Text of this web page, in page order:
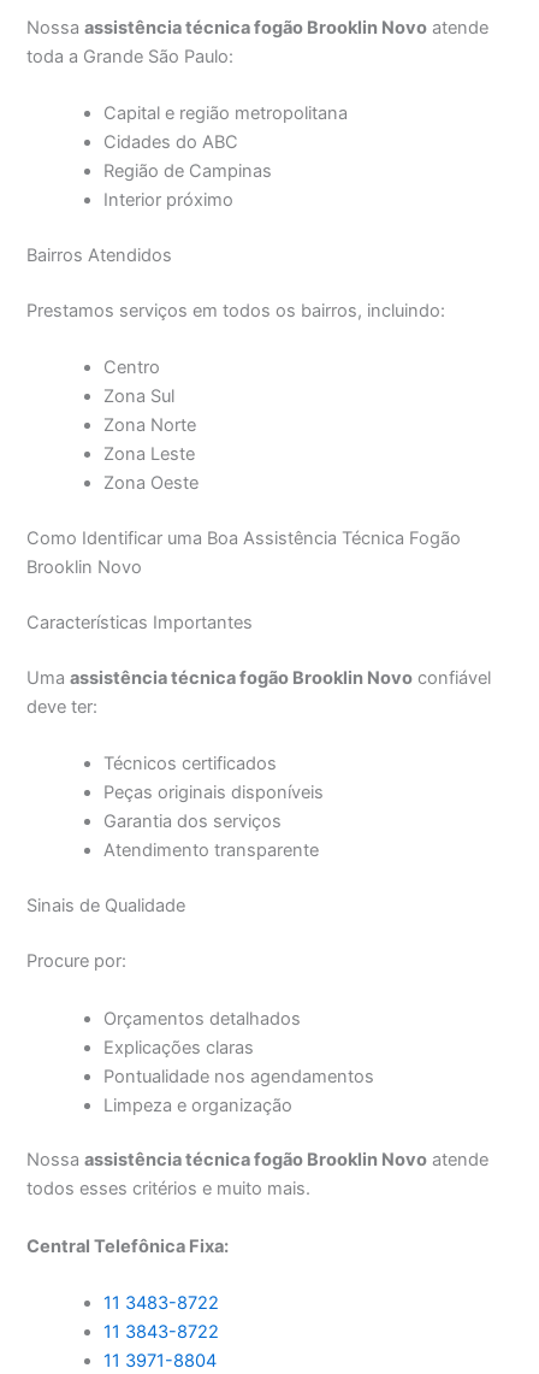
Nossaassistência técnica fogão Brooklin Novo atende
toda a Grande São Paulo:
Capital e região metropolitana
Cidades do ABC
Região de Campinas
Interior próximo
Bairros Atendidos
Prestamos serviços em todos os bairros, incluindo:
Centro
Zona Sul
Zona Norte
Zona Leste
Zona Oeste
Como Identificar uma Boa Assistência Técnica Fogão
Brooklin Novo
Características Importantes
Umaassistência técnica fogão Brooklin Novo confiável
deve ter:
Técnicos certificados
Peças originais disponíveis
Garantia dos serviços
Atendimento transparente
Sinais de Qualidade
Procure por:
Orçamentos detalhados
Explicações claras
Pontualidade nos agendamentos
Limpeza e organização
Nossaassistência técnica fogão Brooklin Novo atende
todos esses critérios e muito mais.
Central Telefônica Fixa:
11 3483-8722
11 3843-8722
11 3971-8804